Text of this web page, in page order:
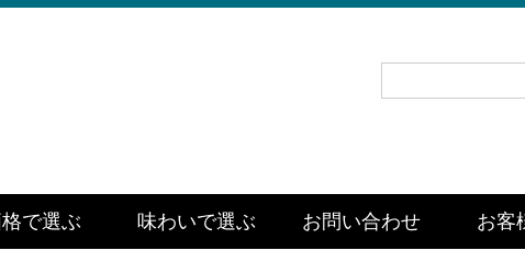
で選ぶ 味わいで選ぶ お問い合わせ お客